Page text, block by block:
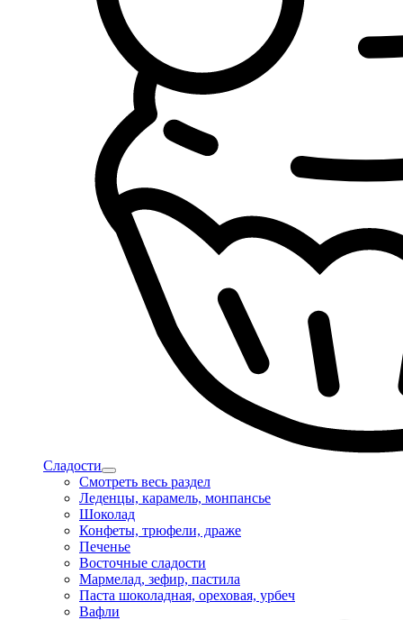
Сладости
Смотреть весь раздел
Леденцы, карамель, монпансье
Шоколад
Конфеты, трюфели, драже
Печенье
Восточные сладости
Мармелад, зефир, пастила
Паста шоколадная, ореховая, урбеч
Вафли